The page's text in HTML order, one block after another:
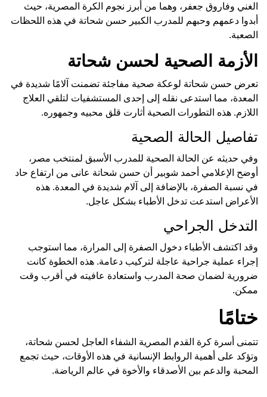
الغني وفاروق جعفر، وهما من أبرز نجوم الكرة المصرية، حيث
أبدوا دعمهم وحبهم للمدرب الكبير حسن شحاتة في هذه اللحظات
الصعبة.
الأزمة الصحية لحسن شحاتة
تعرض حسن شحاتة لوعكة صحية مفاجئة تضمنت آلامًا شديدة في
المعدة، مما استدعى نقله إلى إحدى المستشفيات لتلقي العلاج
اللازم. هذه التطورات الصحية أثارت قلق محبيه وجمهوره.
تفاصيل الحالة الصحية
وفي حديثه عن الحالة الصحية للمدرب الأسبق لمنتخب مصر،
أوضح الإعلامي أحمد شوبير أن حسن شحاتة عانى من ارتفاع حاد
في نسبة الصفرة، بالإضافة إلى آلام شديدة في المعدة. هذه
الأعراض استدعت تدخل الأطباء بشكل عاجل.
التدخل الجراحي
وقد اكتشف الأطباء دخول الصفرة إلى المرارة، مما استوجب
إجراء عملية جراحية عاجلة لتركيب دعامة. هذه الخطوة كانت
ضرورية لضمان صحة المدرب واستعادة عافيته في أقرب وقت
ممكن.
ختامًا
تتمنى أسرة كرة القدم المصرية الشفاء العاجل لحسن شحاتة،
وتؤكد على أهمية الروابط الإنسانية في هذه الأوقات، حيث تجمع
المحبة والدعم بين الأصدقاء والأخوة في عالم الرياضة.